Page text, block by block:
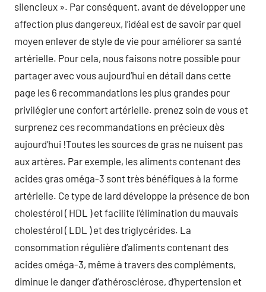
silencieux ». Par conséquent, avant de développer une
affection plus dangereux, l’idéal est de savoir par quel
moyen enlever de style de vie pour améliorer sa santé
artérielle. Pour cela, nous faisons notre possible pour
partager avec vous aujourd’hui en détail dans cette
page les 6 recommandations les plus grandes pour
privilégier une confort artérielle. prenez soin de vous et
surprenez ces recommandations en précieux dès
aujourd’hui !Toutes les sources de gras ne nuisent pas
aux artères. Par exemple, les aliments contenant des
acides gras oméga-3 sont très bénéfiques à la forme
artérielle. Ce type de lard développe la présence de bon
cholestérol ( HDL ) et facilite l’élimination du mauvais
cholestérol ( LDL ) et des triglycérides. La
consommation régulière d’aliments contenant des
acides oméga-3, même à travers des compléments,
diminue le danger d’athérosclérose, d’hypertension et